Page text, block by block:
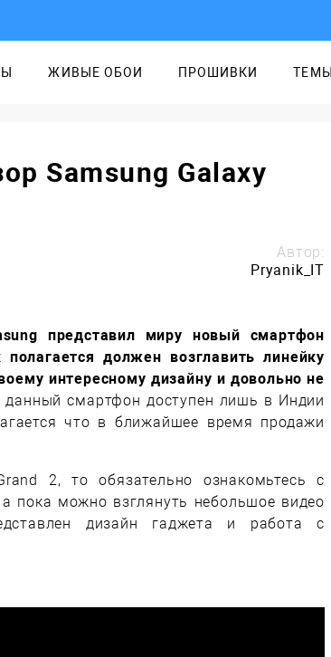
ЖИВЫЕ ОБОИ ПРОШИВКИ ТЕМЫ
Samsung Galaxy
Автор:
Pryanik_IT
представил миру новый смартфон
должен возглавить линейку
интересному дизайну и довольно не
данный смартфон доступен лишь в Индии
что в ближайшее время продажи
2, то обязательно ознакомьтесь с
пока можно взглянуть небольшое видео
дизайн гаджета и работа с